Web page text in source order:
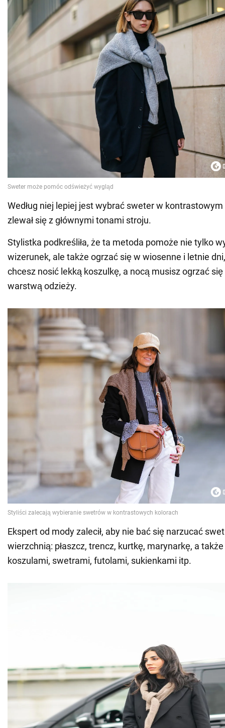
Według niej lepiej jest wybrać sweter w
zlewał się z głównymi tonami stroju.
Stylistka podkreśliła, że ta metoda pomoże nie tylko
wizerunek, ale także ogrzać się w wiosenne i letnie
chcesz nosić lekką koszulkę, a nocą musisz ogrzać
warstwą odzieży.
Ekspert od mody zalecił, aby nie bać się narzucać
wierzchnią: płaszcz, trencz, kurtkę, marynarkę, a także
koszulami, swetrami, futolami, sukienkami itp.